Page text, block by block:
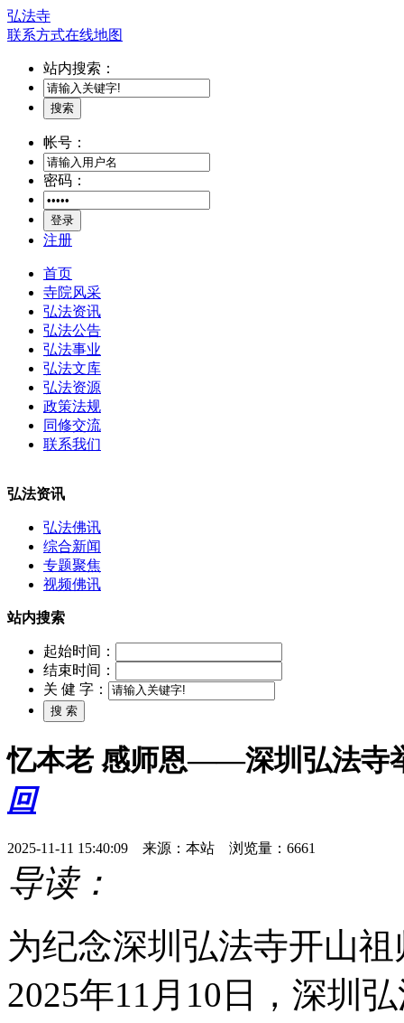
弘法寺
联系方式在线地图
站内搜索：
搜索
帐号：
密码：
登录
注册
首页
寺院风采
弘法资讯
弘法公告
弘法事业
弘法文库
弘法资源
政策法规
同修交流
联系我们
弘法资讯
弘法佛讯
综合新闻
专题聚焦
视频佛讯
站内搜索
起始时间：
结束时间：
关 健 字：
忆本老 感师恩——深圳弘法寺
回
2025-11-11 15:40:09 来源：本站 浏览量：6661
导读：
为纪念深圳弘法寺开山
2025年11月10日，深圳